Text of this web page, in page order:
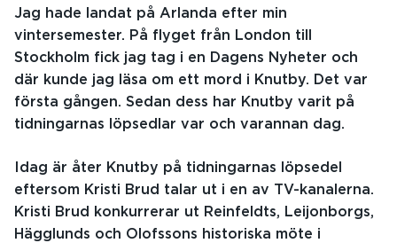
Jag hade landat på Arlanda efter min
vintersemester. På flyget från London till
Stockholm fick jag tag i en Dagens Nyheter och
där kunde jag läsa om ett mord i Knutby. Det var
första gången. Sedan dess har Knutby varit på
tidningarnas löpsedlar var och varannan dag.
Idag är åter Knutby på tidningarnas löpsedel
eftersom Kristi Brud talar ut i en av TV-kanalerna.
Kristi Brud konkurrerar ut Reinfeldts, Leijonborgs,
Hägglunds och Olofssons historiska möte i